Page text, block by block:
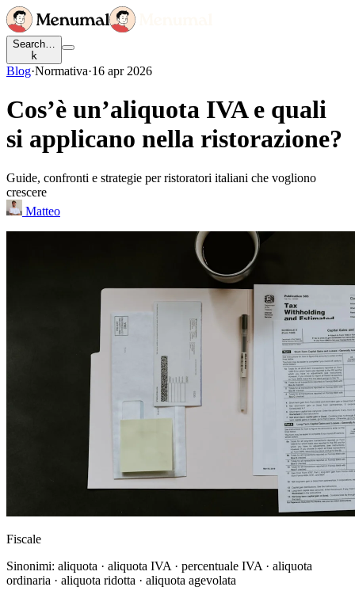
Search…
k
Blog·Normativa·16 apr 2026
Cos’è un’aliquota IVA e quali
si applicano nella ristorazione?
Guide, confronti e strategie per ristoratori italiani che vogliono
crescere
Matteo
Fiscale
Sinonimi: aliquota · aliquota IVA · percentuale IVA · aliquota
ordinaria · aliquota ridotta · aliquota agevolata